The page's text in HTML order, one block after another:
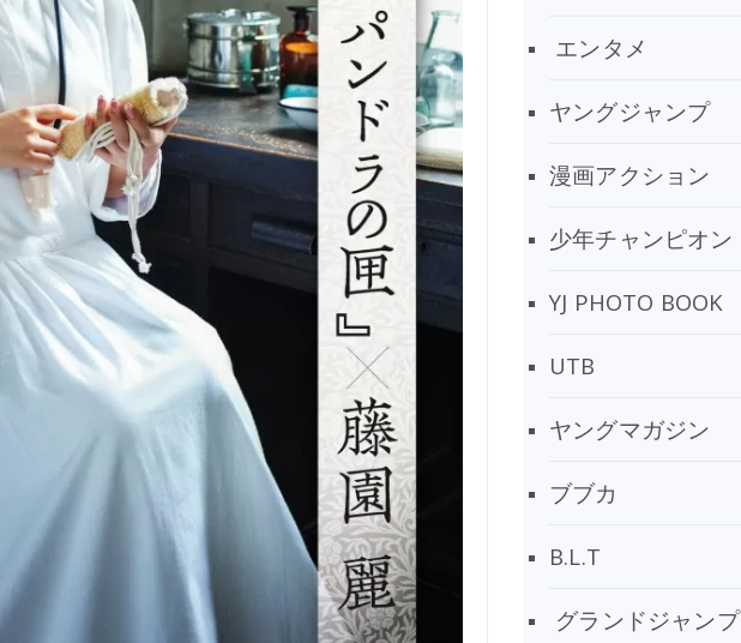
エンタメ
ヤングジャンプ
漫画アクション
少年チャンピオン
YJ PHOTO BOOK
UTB
ヤングマガジン
ブブカ
B.L.T
グランドジャンプ